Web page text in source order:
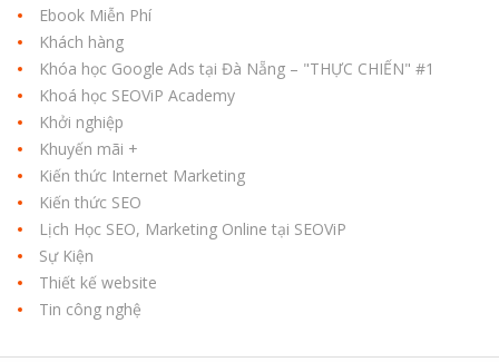
Ebook Miễn Phí
Khách hàng
Khóa học Google Ads tại Đà Nẵng – "THỰC CHIẾN" #1
Khoá học SEOViP Academy
Khởi nghiệp
Khuyến mãi +
Kiến thức Internet Marketing
Kiến thức SEO
Lịch Học SEO, Marketing Online tại SEOViP
Sự Kiện
Thiết kế website
Tin công nghệ